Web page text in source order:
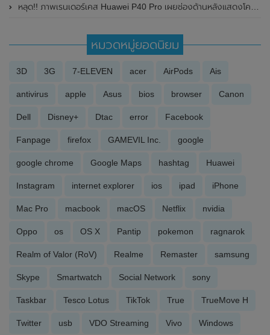
หลุด!! ภาพเรนเดอร์เคส Huawei P40 Pro เผยช่องด้านหลังแสดงโครงสร้างของกล้อง
หมวดหมู่ยอดนิยม
3D 3G 7-ELEVEN acer AirPods Ais
antivirus apple Asus bios browser Canon
Dell Disney+ Dtac error Facebook
Fanpage firefox GAMEVIL Inc. google
google chrome Google Maps hashtag Huawei
Instagram internet explorer ios ipad iPhone
Mac Pro macbook macOS Netflix nvidia
Oppo os OS X Pantip pokemon ragnarok
Realm of Valor (RoV) Realme Remaster samsung
Skype Smartwatch Social Network sony
Taskbar Tesco Lotus TikTok True TrueMove H
Twitter usb VDO Streaming Vivo Windows